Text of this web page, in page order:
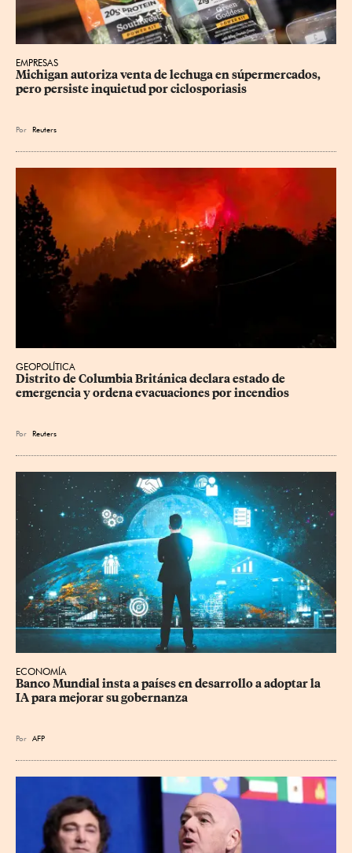
EMPRESAS
Michigan autoriza venta de lechuga en súpermercados,
pero persiste inquietud por ciclosporiasis
Por Reuters
GEOPOLÍTICA
Distrito de Columbia Británica declara estado de
emergencia y ordena evacuaciones por incendios
Por Reuters
ECONOMÍA
Banco Mundial insta a países en desarrollo a adoptar la
IA para mejorar su gobernanza
Por AFP